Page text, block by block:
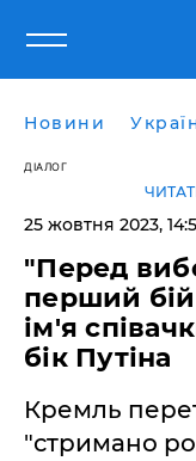
Новини
ДІАЛОГ
25 жовтня 2023,
"Перед
перший
ім'я
бік Путіна
Кремль
"стримано